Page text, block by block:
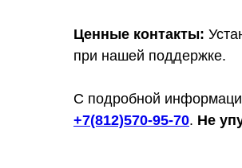
Ценные контакты:
при нашей поддержке.
С подробной
+7(812)570-95-70. Не